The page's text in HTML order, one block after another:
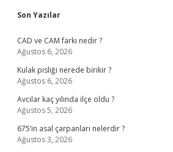
Sidebar
Son Yazılar
CAD ve CAM farkı nedir ?
Ağustos 6, 2026
Kulak pisliği nerede birikir ?
Ağustos 6, 2026
Avcılar kaç yılında ilçe oldu ?
Ağustos 5, 2026
675’in asal çarpanları nelerdir ?
Ağustos 3, 2026